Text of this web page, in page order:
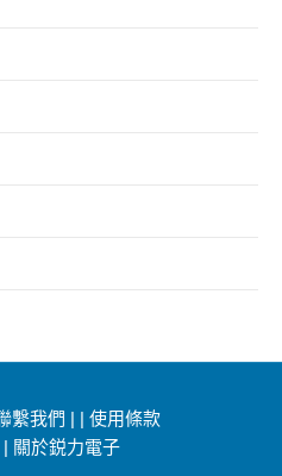
繫我們 |使用條款
關於鋭力電子